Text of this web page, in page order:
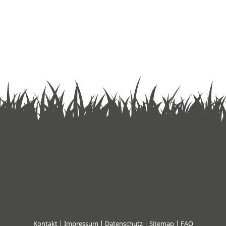
Kontakt| Impressum | Datenschutz| Sitemap| FAQ